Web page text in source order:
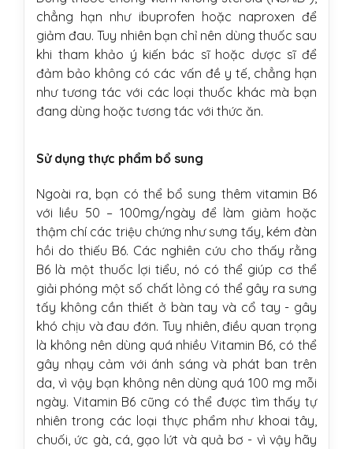
chẳng hạn như ibuprofen hoặc naproxen để
giảm đau. Tuy nhiên bạn chỉ nên dùng thuốc sau
khi tham khảo ý kiến ​​bác sĩ hoặc dược sĩ để
đảm bảo không có các vấn đề y tế, chẳng hạn
như tương tác với các loại thuốc khác mà bạn
đang dùng hoặc tương tác với thức ăn.
Sử dụng thực phẩm bổ sung
Ngoài ra, bạn có thể bổ sung thêm vitamin B6
với liều 50 – 100mg/ngày để làm giảm hoặc
thậm chí các triệu chứng như sưng tấy, kém đàn
hồi do thiếu B6. Các nghiên cứu cho thấy rằng
B6 là một thuốc lợi tiểu, nó có thể giúp cơ thể
giải phóng một số chất lỏng có thể gây ra sưng
tấy không cần thiết ở bàn tay và cổ tay - gây
khó chịu và đau đớn. Tuy nhiên, điều quan trọng
là không nên dùng quá nhiều Vitamin B6, có thể
gây nhạy cảm với ánh sáng và phát ban trên
da, vì vậy bạn không nên dùng quá 100 mg mỗi
ngày. Vitamin B6 cũng có thể được tìm thấy tự
nhiên trong các loại thực phẩm như khoai tây,
chuối, ức gà, cá, gạo lứt và quả bơ - vì vậy hãy